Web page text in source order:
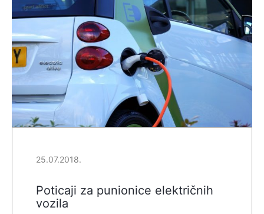
25.07.2018.
Poticaji za punionice električnih
vozila